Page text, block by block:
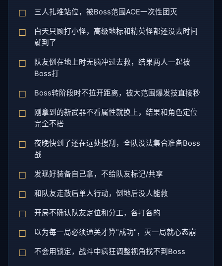
三人扎堆站位，被Boss范围AOE一次性团灭
白天只顾打小怪，高级地标和精英怪都还没去时间
就到了
队友倒在地上时无脑冲过去救，结果两人一起被
Boss打
Boss转阶段时不拉开距离，被大范围爆发技直接秒
刚拿到的新武器不看属性就换上，结果和角色定位
完全不搭
夜晚快到了还在远处搜刮，全队没法集合准备Boss
战
发现好装备自己拿，不给队友标记/共享
和队友走散后单人行动，倒地后没人能救
开局不确认队友定位和分工，各打各的
以为每一局必须通关才算"成功"，灭一局就心态崩
不会用锁定，战斗中疯狂调整视角找不到Boss